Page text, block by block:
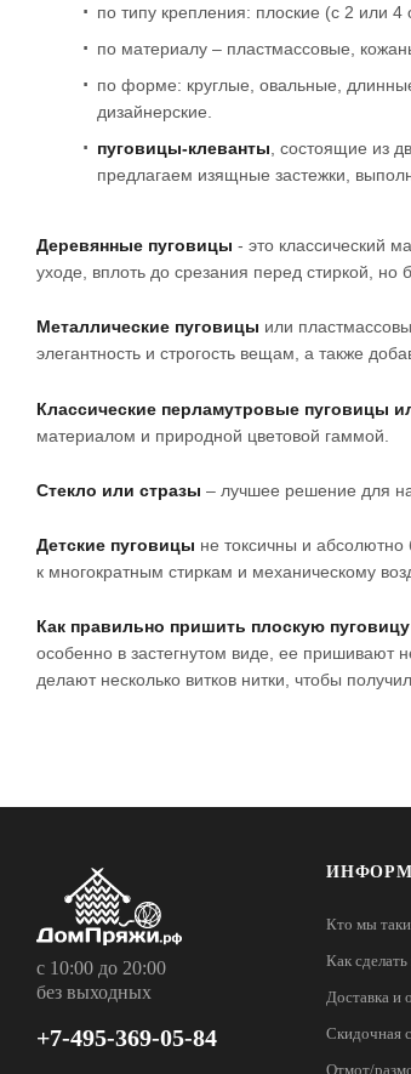
по типу крепления: плоские (с 2 или
по материалу – пластмассовые,
по форме: круглые, овальные,
дизайнерские.
пуговицы-клеванты , состоящие из
предлагаем изящные застежки,
Деревянные пуговицы - это классический
уходе, вплоть до срезания перед стиркой,
Металлические пуговицы или
элегантность и строгость вещам, а также
Классические перламутровые пуговицы
материалом и природной цветовой гаммой.
Стекло или стразы – лучшее решение для
Детские пуговицы не токсичны и
к многократным стиркам и механическому
Как правильно пришить плоскую пуговицу
особенно в застегнутом виде, ее пришивают
делают несколько витков нитки, чтобы
с 10:00 до 20:00
без выходных
+7-495-369-05-84
Кто мы
Как сделать
Доставка и
Скидочная
Отмот/